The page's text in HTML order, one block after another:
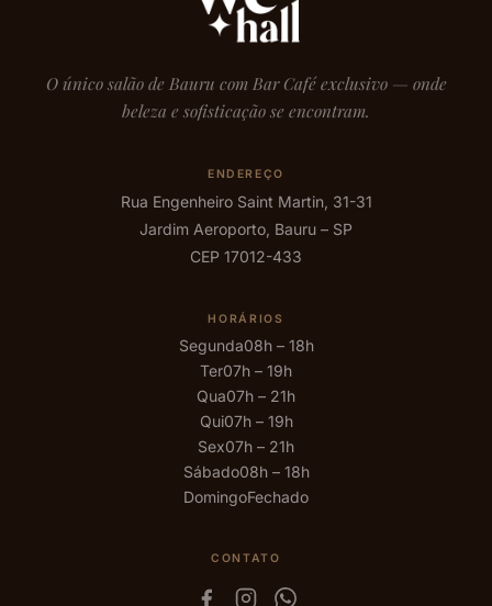
O único salão de Bauru com Bar Café exclusivo — onde
beleza e sofisticação se encontram.
ENDEREÇO
Rua Engenheiro Saint Martin, 31-31
Jardim Aeroporto, Bauru – SP
CEP 17012-433
HORÁRIOS
Segunda08h – 18h
Ter07h – 19h
Qua07h – 21h
Qui07h – 19h
Sex07h – 21h
Sábado08h – 18h
DomingoFechado
CONTATO